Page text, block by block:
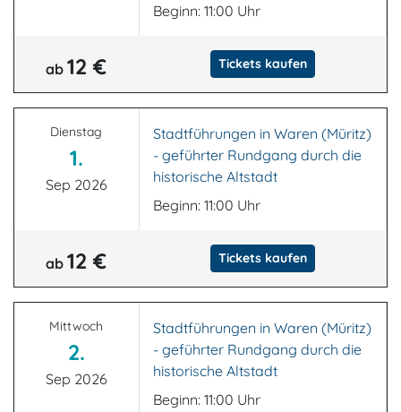
Beginn: 11:00 Uhr
ab12 € Tickets kaufen
Dienstag
1.
Sep 2026
Stadtführungen in Waren (Müritz)
- geführter Rundgang durch die
historische Altstadt
Beginn: 11:00 Uhr
ab12 € Tickets kaufen
Mittwoch
2.
Sep 2026
Stadtführungen in Waren (Müritz)
- geführter Rundgang durch die
historische Altstadt
Beginn: 11:00 Uhr